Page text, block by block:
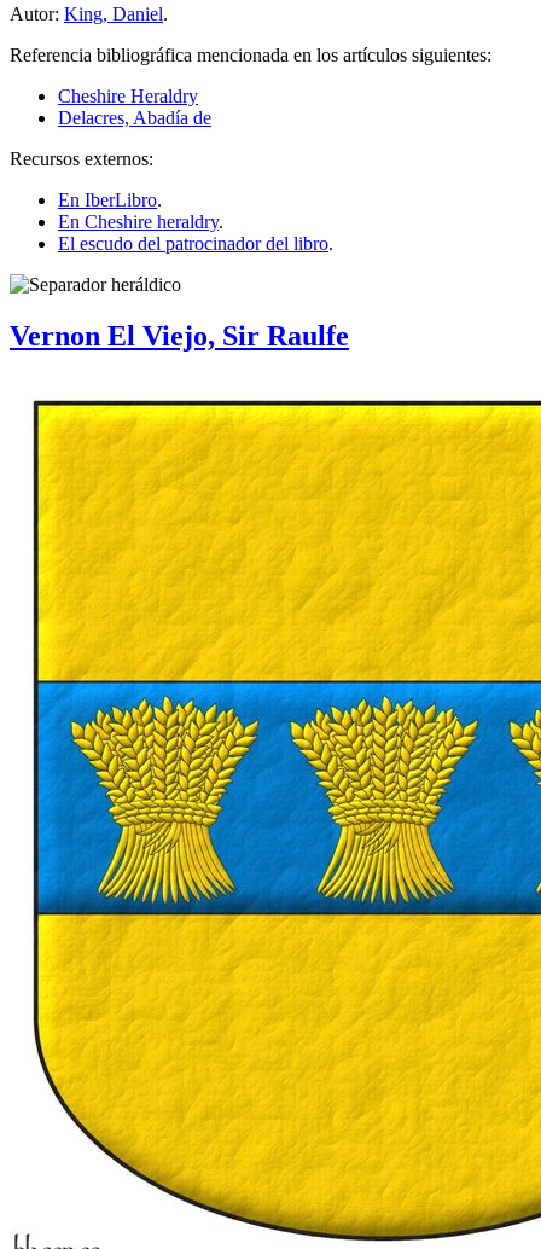
Autor: King, Daniel.
Referencia bibliográfica mencionada en los artículos siguientes:
Cheshire Heraldry
Delacres, Abadía de
Recursos externos:
En IberLibro.
En Cheshire heraldry.
El escudo del patrocinador del libro.
Vernon El Viejo, Sir Raulfe